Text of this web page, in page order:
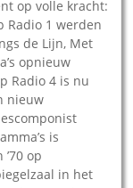
op volle kracht:
Radio 1 werden
de Lijn, Met
opnieuw
Radio 4 is nu
nieuw
is
op
in het